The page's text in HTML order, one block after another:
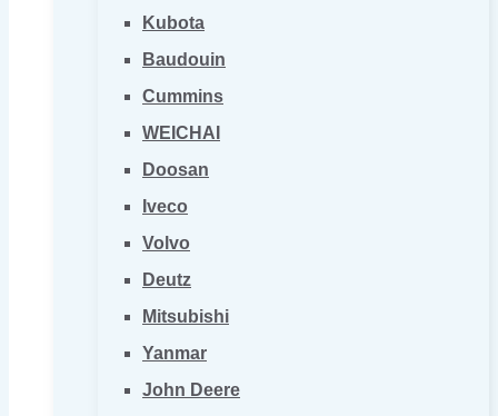
Kubota
Baudouin
Cummins
WEICHAI
Doosan
Iveco
Volvo
Deutz
Mitsubishi
Yanmar
John Deere